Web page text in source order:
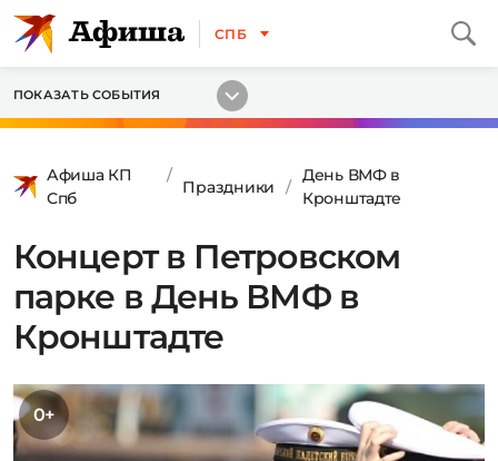
СПБ
ПОКАЗАТЬ СОБЫТИЯ
Афиша КП
Спб
Праздники
День ВМФ в
Кронштадте
Концерт в Петровском
парке в День ВМФ в
Кронштадте
0+